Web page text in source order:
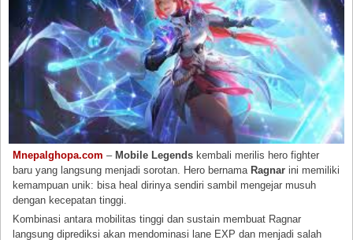
Mnepalghopa.com – Mobile Legends kembali merilis hero fighter
baru yang langsung menjadi sorotan. Hero bernama Ragnar ini memiliki
kemampuan unik: bisa heal dirinya sendiri sambil mengejar musuh
dengan kecepatan tinggi.
Kombinasi antara mobilitas tinggi dan sustain membuat Ragnar
langsung diprediksi akan mendominasi lane EXP dan menjadi salah